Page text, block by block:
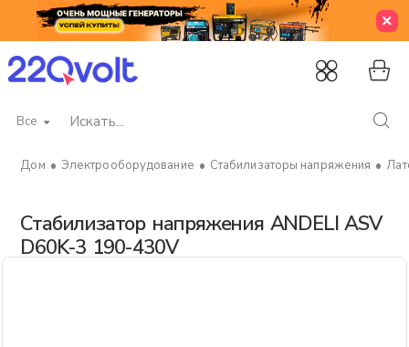
Все
Искать...
Стабилизатор напряжения ANDELI ASV
D60K-3 190-430V
Электрооборудование Стабилизаторы напряжения